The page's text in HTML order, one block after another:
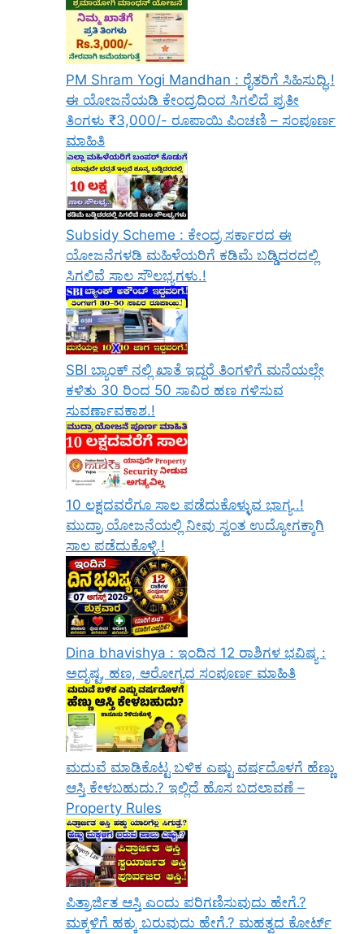
PM Shram Yogi Mandhan : ರೈತರಿಗೆ ಸಿಹಿಸುದ್ಧಿ.!
ಈ ಯೋಜನೆಯಡಿ ಕೇಂದ್ರದಿಂದ ಸಿಗಲಿದೆ ಪ್ರತೀ
ತಿಂಗಳು ₹3,000/- ರೂಪಾಯಿ ಪಿಂಚಣಿ – ಸಂಪೂರ್ಣ
ಮಾಹಿತಿ
Subsidy Scheme : ಕೇಂದ್ರ ಸರ್ಕಾರದ ಈ
ಯೋಜನೆಗಳಡಿ ಮಹಿಳೆಯರಿಗೆ ಕಡಿಮೆ ಬಡ್ಡಿದರದಲ್ಲಿ
ಸಿಗಲಿವೆ ಸಾಲ ಸೌಲಭ್ಯಗಳು.!
SBI ಬ್ಯಾಂಕ್ ನಲ್ಲಿ ಖಾತೆ ಇದ್ದರೆ ತಿಂಗಳಿಗೆ ಮನೆಯಲ್ಲೇ
ಕಳಿತು 30 ರಿಂದ 50 ಸಾವಿರ ಹಣ ಗಳಿಸುವ
ಸುವರ್ಣಾವಕಾಶ.!
10 ಲಕ್ಷದವರೆಗೂ ಸಾಲ ಪಡೆದುಕೊಳ್ಳುವ ಭಾಗ್ಯ..!
ಮುದ್ರಾ ಯೋಜನೆಯಲ್ಲಿ ನೀವು ಸ್ವಂತ ಉದ್ಯೋಗಕ್ಕಾಗಿ
ಸಾಲ ಪಡೆದುಕೊಳ್ಳಿ.!
Dina bhavishya : ಇಂದಿನ 12 ರಾಶಿಗಳ ಭವಿಷ್ಯ :
ಅದೃಷ್ಟ, ಹಣ, ಆರೋಗ್ಯದ ಸಂಪೂರ್ಣ ಮಾಹಿತಿ
ಮದುವೆ ಮಾಡಿಕೊಟ್ಟ ಬಳಿಕ ಎಷ್ಟು ವರ್ಷದೊಳಗೆ ಹೆಣ್ಣು
ಆಸ್ತಿ ಕೇಳಬಹುದು.? ಇಲ್ಲಿದೆ ಹೊಸ ಬದಲಾವಣೆ –
Property Rules
ಪಿತ್ರಾರ್ಜಿತ ಆಸ್ತಿ ಎಂದು ಪರಿಗಣಿಸುವುದು ಹೇಗೆ.?
ಮಕ್ಕಳಿಗೆ ಹಕ್ಕು ಬರುವುದು ಹೇಗೆ.? ಮಹತ್ವದ ಕೋರ್ಟ್